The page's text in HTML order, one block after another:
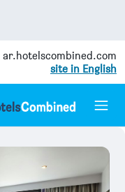
ar.hotelscombined.com
site in English